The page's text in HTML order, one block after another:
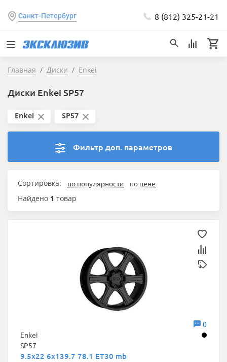
Санкт-Петербург 8 (812) 325-21-21
Главная Диски Enkei
Диски Enkei SP57
Enkei SP57
Фильтр доп. параметров
Сортировка: по популярности по цене
Найдено 1 товар
0
Enkei
SP57
9.5x22 6x139.7 78.1 ET30 mb